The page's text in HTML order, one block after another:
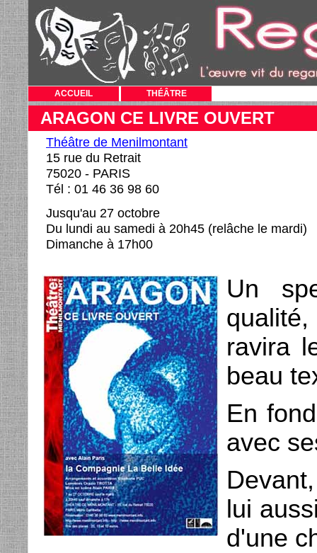
ACCUEIL THÉÂTRE
ARAGON CE LIVRE OUVERT
Théâtre de Menilmontant
15 rue du Retrait
75020 - PARIS
Tél : 01 46 36 98 60
Jusqu'au 27 octobre
Du lundi au samedi à 20h45 (relâche le mardi)
Dimanche à 17h00
Un
ravira
beau
En
avec
lui
d'une